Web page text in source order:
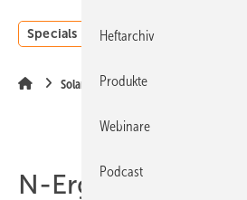
Specials Einstrahlungsatlas
Solarparks
N-Ergie baut erstes
Heftarchiv
Produkte
Webinare
Podcast